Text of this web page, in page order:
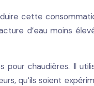
cette
d’eau moins
chaudières. Il
qu’ils soient